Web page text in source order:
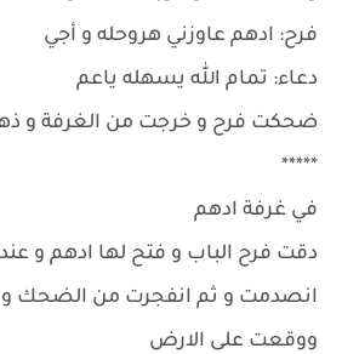
فرح: ادهم عاوزني هروحله و أجي
دعاء: تمام الله يسهله ياعم
ضحكت فرح و خرجت من الغرفة و
*****
في غرفة ادهم
دقت فرح الباب و فتح لها ادهم و
انصدمت و ثم انفجرت من الضحك
ووقعت على الارض